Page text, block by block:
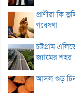
প্রাণীরা কি
গবেষণা
চট্টগ্রাম
জ্যামের শহর
আসল গুড়